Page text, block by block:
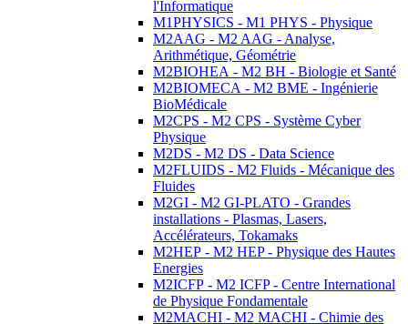
l'Informatique
M1PHYSICS - M1 PHYS - Physique
M2AAG - M2 AAG - Analyse,
Arithmétique, Géométrie
M2BIOHEA - M2 BH - Biologie et Santé
M2BIOMECA - M2 BME - Ingénierie
BioMédicale
M2CPS - M2 CPS - Système Cyber
Physique
M2DS - M2 DS - Data Science
M2FLUIDS - M2 Fluids - Mécanique des
Fluides
M2GI - M2 GI-PLATO - Grandes
installations - Plasmas, Lasers,
Accélérateurs, Tokamaks
M2HEP - M2 HEP - Physique des Hautes
Energies
M2ICFP - M2 ICFP - Centre International
de Physique Fondamentale
M2MACHI - M2 MACHI - Chimie des